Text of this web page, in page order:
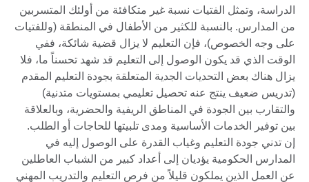
الدراسة، وتمثل الفتيات نسبة غير متكافئة من أولئك المتسربين
من المدارس. بالنسبة للكثير من الأطفال في المنطقة (وللفتيات
على وجه الخصوص)، فإن التعليم لا يزال قضية شائكة، ففي
الوقت الذي قد يكون الوصول إلى التعليم قد شهد تحسناً ما، فلا
يزال هناك بعض التحديات الجدية المتعلقة بجودة التعليم المقدم
(تدريس ضعيف ينتج عنه تحصيل تعليمي بمستويات متدنية)
والتقارب بين الجودة في المناطق الريفية والحضرية، وبالعلاقة
بين توفير الخدمات الأساسية ومدى تلبيتها للحاجات أو الطلب.
إن تدني جودة التعليم وغياب القدرة على الوصول إليه في
المدارس الحكومية يؤديان إلى أعداد كبير من الشباب العاطلين
عن العمل الذين يملكون قليلاً من فرص التعليم والتدريب المهني